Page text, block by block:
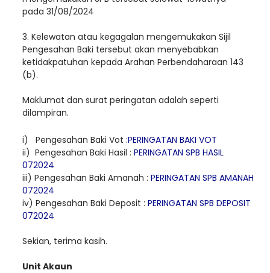
pada 31/08/2024
3. Kelewatan atau kegagalan mengemukakan Sijil
Pengesahan Baki tersebut akan menyebabkan
ketidakpatuhan kepada Arahan Perbendaharaan 143
(b).
Maklumat dan surat peringatan adalah seperti
dilampiran.
i) Pengesahan Baki Vot :PERINGATAN BAKI VOT
ii) Pengesahan Baki Hasil : PERINGATAN SPB HASIL
072024
iii) Pengesahan Baki Amanah : PERINGATAN SPB AMANAH
072024
iv) Pengesahan Baki Deposit : PERINGATAN SPB DEPOSIT
072024
Sekian, terima kasih.
Unit Akaun